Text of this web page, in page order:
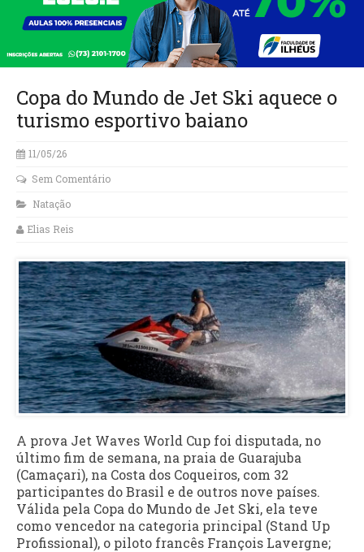
Copa do Mundo de Jet Ski aquece o
turismo esportivo baiano
11/05/26
Sem Comentário
Natação
Elias Reis
A prova Jet Waves World Cup foi disputada, no
último fim de semana, na praia de Guarajuba
(Camaçari), na Costa dos Coqueiros, com 32
participantes do Brasil e de outros nove países.
Válida pela Copa do Mundo de Jet Ski, ela teve
como vencedor na categoria principal (Stand Up
Profissional), o piloto francês François Lavergne;